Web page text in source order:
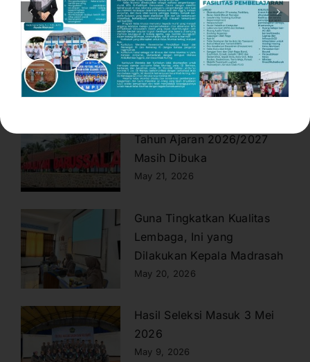
Darussalam Siapkan
Pendidikan Berkualitas
Menuju Indonesia Emas
2045
June 26, 2026
Tahun Ajaran 2026/2027
Masih Dibuka
May 21, 2026
Guna Tingkatkan Kualitas
Lembaga, Ini yang
Dilakukan Kepala Madrasah
May 20, 2026
Hasil Seleksi Masuk 3 Mei
2026
May 9, 2026